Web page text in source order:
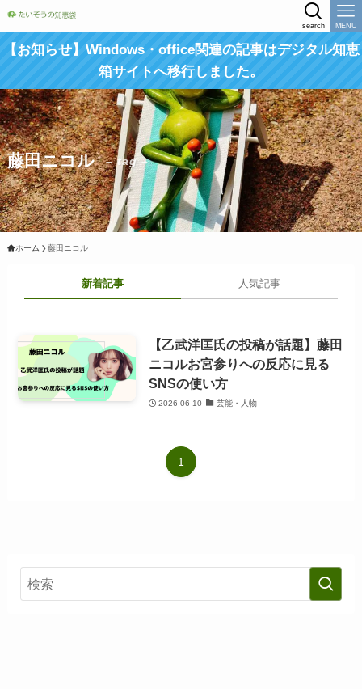
search MENU
【お知らせ】Windows・office関連の記事はデジタル知恵
箱サイトへ移行しました。
藤田ニコル – tag –
ホーム 藤田ニコル
新着記事 人気記事
【乙武洋匡氏の投稿が話題】藤田
ニコルお宮参りへの反応に見る
SNSの使い方
2026-06-10 芸能・人物
1